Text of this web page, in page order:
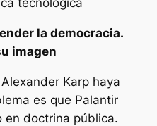
la democracia.
imagen
Karp haya
es que Palantir
en doctrina pública.